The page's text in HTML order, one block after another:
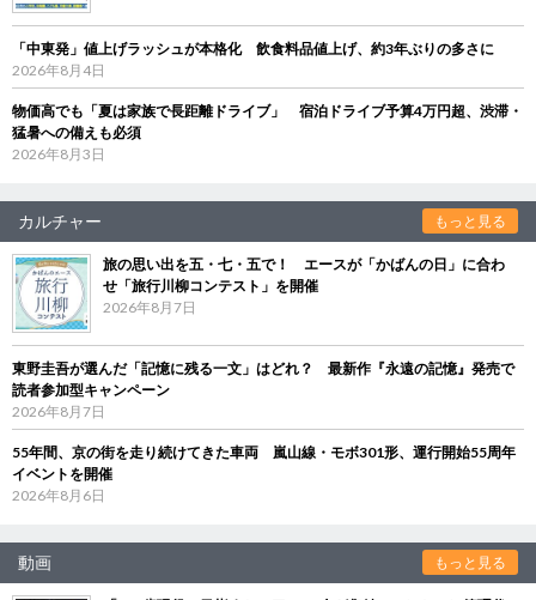
「中東発」値上げラッシュが本格化 飲食料品値上げ、約3年ぶりの多さに
2026年8月4日
物価高でも「夏は家族で長距離ドライブ」 宿泊ドライブ予算4万円超、渋滞・
猛暑への備えも必須
2026年8月3日
カルチャー もっと見る
旅の思い出を五・七・五で！ エースが「かばんの日」に合わ
せ「旅行川柳コンテスト」を開催
2026年8月7日
東野圭吾が選んだ「記憶に残る一文」はどれ？ 最新作『永遠の記憶』発売で
読者参加型キャンペーン
2026年8月7日
55年間、京の街を走り続けてきた車両 嵐山線・モボ301形、運行開始55周年
イベントを開催
2026年8月6日
動画 もっと見る